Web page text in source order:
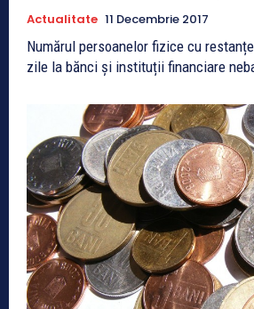
Actualitate 11 Decembrie 2017
Numărul persoanelor fizice cu
zile la bănci și instituții financiare